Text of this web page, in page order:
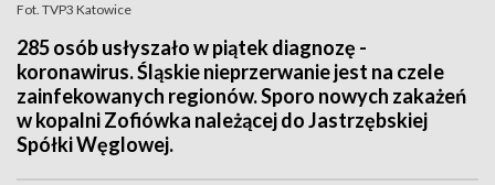
Fot. TVP3 Katowice
285 osób usłyszało w piątek diagnozę -
koronawirus. Śląskie nieprzerwanie jest na czele
zainfekowanych regionów. Sporo nowych zakażeń
w kopalni Zofiówka należącej do Jastrzębskiej
Spółki Węglowej.